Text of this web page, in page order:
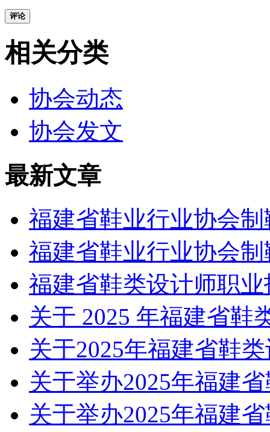
评论
相关分类
协会动态
协会发文
最新文章
福建省鞋业行业协会
福建省鞋业行业协会
福建省鞋类设计师职
关于 2025 年福建省鞋
关于2025年福建省鞋
关于举办2025年福建
关于举办2025年福建